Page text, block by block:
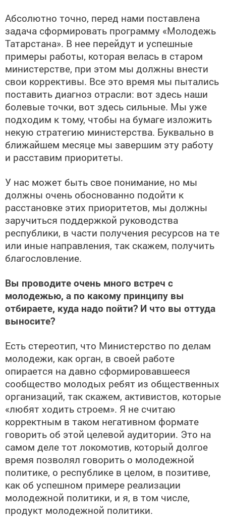
Абсолютно точно, перед нами поставлена
задача сформировать программу «Молодежь
Татарстана». В нее перейдут и успешные
примеры работы, которая велась в старом
министерстве, при этом мы должны внести
свои коррективы. Все это время мы пытались
поставить диагноз отрасли: вот здесь наши
болевые точки, вот здесь сильные. Мы уже
подходим к тому, чтобы на бумаге изложить
некую стратегию министерства. Буквально в
ближайшем месяце мы завершим эту работу
и расставим приоритеты.
У нас может быть свое понимание, но мы
должны очень обоснованно подойти к
расстановке этих приоритетов, мы должны
заручиться поддержкой руководства
республики, в части получения ресурсов на те
или иные направления, так скажем, получить
благословление.
Вы проводите очень много встреч с
молодежью, а по какому принципу вы
отбираете, куда надо пойти? И что вы оттуда
выносите?
Есть стереотип, что Министерство по делам
молодежи, как орган, в своей работе
опирается на давно сформировавшееся
сообщество молодых ребят из общественных
организаций, так скажем, активистов, которые
«любят ходить строем». Я не считаю
корректным в таком негативном формате
говорить об этой целевой аудитории. Это на
самом деле тот локомотив, который долгое
время позволял говорить о молодежной
политике, о республике в целом, в позитиве,
как об успешном примере реализации
молодежной политики, и я, в том числе,
продукт молодежной политики.